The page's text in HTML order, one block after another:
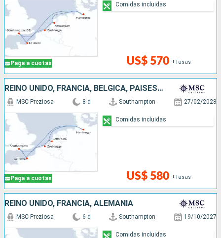
Paga a cuotas US$ 570 +Tasas
Comidas incluidas
REINO UNIDO, FRANCIA, BÉLGICA, PAISES BAJOS, ALEMANIA
Paga a cuotas
MSC Preziosa 8 d Southampton 27/02/2028
US$ 580 +Tasas
Comidas incluidas
REINO UNIDO, FRANCIA, ALEMANIA
MSC Preziosa 6 d Southampton 19/10/2027
Comidas incluidas